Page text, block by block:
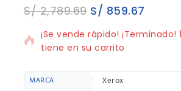
S/2,789.69 S/ 859.67
15 productos vendidos en los
¡Se vende rápido! ¡Terminado!
tiene en su carrito
MARCA : Xerox